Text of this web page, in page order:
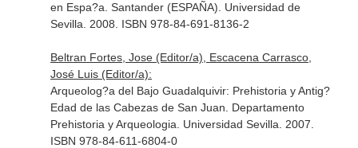
en Espa?a. Santander (ESPAÑA). Universidad de
Sevilla. 2008. ISBN 978-84-691-8136-2
Beltran Fortes, Jose (Editor/a), Escacena Carrasco,
José Luis (Editor/a):
Arqueolog?a del Bajo Guadalquivir: Prehistoria y Antig?
Edad de las Cabezas de San Juan. Departamento
Prehistoria y Arqueologia. Universidad Sevilla. 2007.
ISBN 978-84-611-6804-0